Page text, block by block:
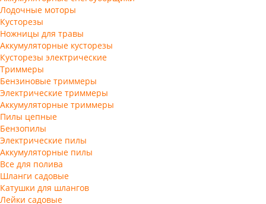
Лодочные моторы
Кусторезы
Ножницы для травы
Аккумуляторные кусторезы
Кусторезы электрические
Триммеры
Бензиновые триммеры
Электрические триммеры
Аккумуляторные триммеры
Пилы цепные
Бензопилы
Электрические пилы
Аккумуляторные пилы
Все для полива
Шланги садовые
Катушки для шлангов
Лейки садовые